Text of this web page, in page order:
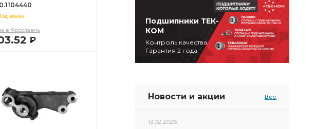
заказ
в Ярославль
Р
Подшипники ТЕК-
КОМ
Контроль качества
Гарантия 2 года
Новости и акции Все
13.02.2026